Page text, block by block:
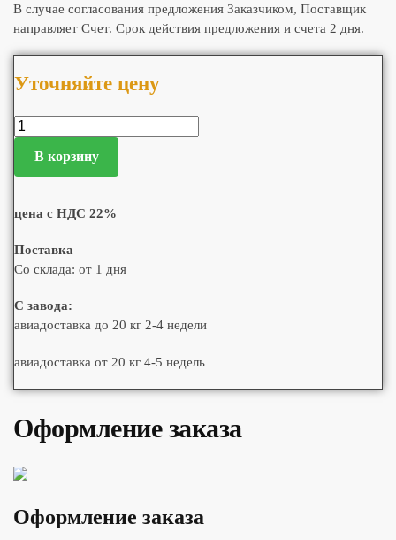
В случае согласования предложения Заказчиком, Поставщик
направляет Счет. Срок действия предложения и счета 2 дня.
Уточняйте цену
В корзину
цена с НДС 22%
Поставка
Со склада: от 1 дня
С завода:
авиадоставка до 20 кг 2-4 недели
авиадоставка от 20 кг 4-5 недель
Оформление заказа
Оформление заказа